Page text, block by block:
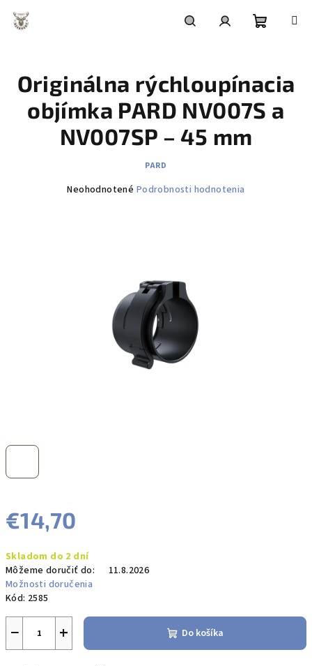
obsah
košík
€14,70
cena:
Skladom do 2 dní
Môžeme doručiť do:
11.8.2026
Možnosti doručenia
Kód: 2585
+
− Do košíka
Originálna rýchloupínacia
objímka PARD NV007S a
NV007SP – 45 mm
PARD
Priemerné
Neohodnotené Podrobnosti hodnotenia